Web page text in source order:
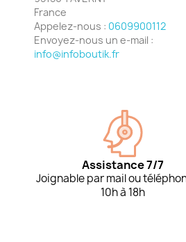
France
Appelez-nous : 0609900112
Envoyez-nous un e-mail :
info@infoboutik.fr
Assistance 7/7
Joignable par mail ou
10h à 18h